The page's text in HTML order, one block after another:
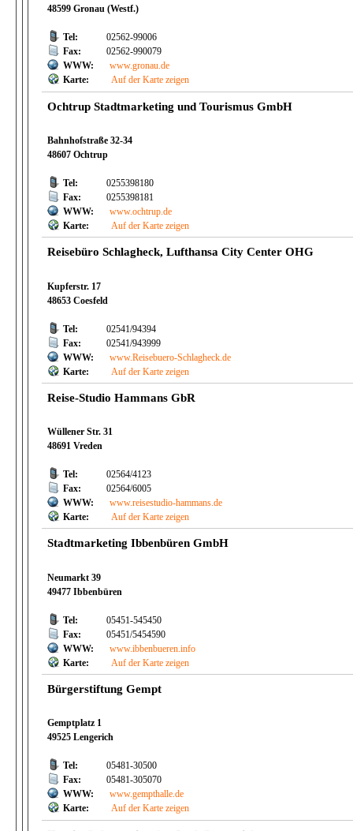
48599 Gronau (Westf.)
Tel:
02562-99006
Fax:
02562-990079
WWW:
www.gronau.de
Karte:
Auf der Karte zeigen
Ochtrup Stadtmarketing und Tourismus GmbH
Bahnhofstraße 32-34
48607 Ochtrup
Tel:
0255398180
Fax:
0255398181
WWW:
www.ochtrup.de
Karte:
Auf der Karte zeigen
Reisebüro Schlagheck, Lufthansa City Center OHG
Kupferstr. 17
48653 Coesfeld
Tel:
02541/94394
Fax:
02541/943999
WWW:
www.Reisebuero-Schlagheck.de
Karte:
Auf der Karte zeigen
Reise-Studio Hammans GbR
Wüllener Str. 31
48691 Vreden
Tel:
02564/4123
Fax:
02564/6005
WWW:
www.reisestudio-hammans.de
Karte:
Auf der Karte zeigen
Stadtmarketing Ibbenbüren GmbH
Neumarkt 39
49477 Ibbenbüren
Tel:
05451-545450
Fax:
05451/5454590
WWW:
www.ibbenbueren.info
Karte:
Auf der Karte zeigen
Bürgerstiftung Gempt
Gemptplatz 1
49525 Lengerich
Tel:
05481-30500
Fax:
05481-305070
WWW:
www.gempthalle.de
Karte:
Auf der Karte zeigen